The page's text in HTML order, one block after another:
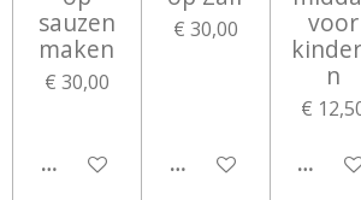
sauzen
maken
€ 30,00
IN WINKELWAGEN
€ 30,00
IN WINKELWAGEN
voor
n
€
IN